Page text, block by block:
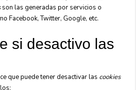
son las generadas por servicios o
Facebook, Twitter, Google, etc.
si desactivo las
que puede tener desactivar las cookies